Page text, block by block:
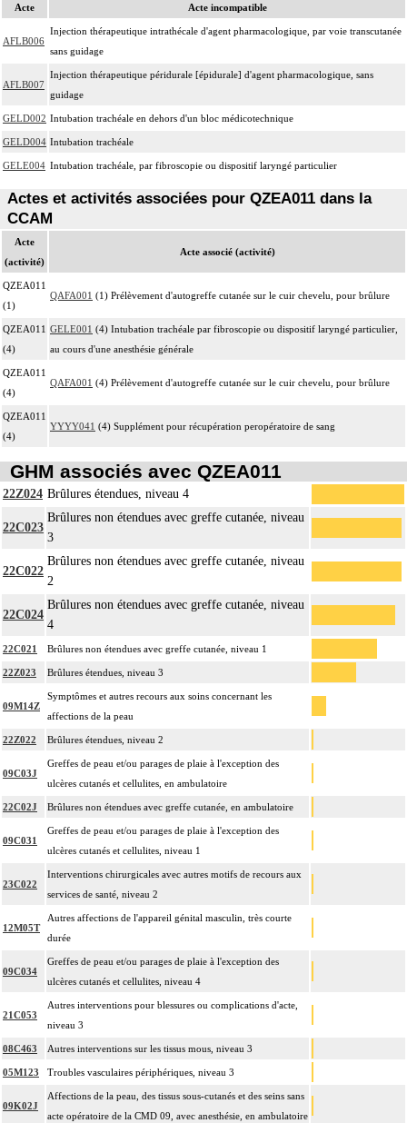
Acte Acte incompatible
AFLB006
Injection thérapeutique intrathécale d'agent pharmacologique, par voie transcutanée
sans guidage
AFLB007
Injection thérapeutique péridurale [épidurale] d'agent pharmacologique, sans
guidage
GELD002 Intubation trachéale en dehors d'un bloc médicotechnique
GELD004 Intubation trachéale
GELE004 Intubation trachéale, par fibroscopie ou dispositif laryngé particulier
Actes et activités associées pour QZEA011 dans la
CCAM
Acte
(activité)
Acte associé (activité)
QZEA011
(1)
QAFA001 (1) Prélèvement d'autogreffe cutanée sur le cuir chevelu, pour brûlure
QZEA011
(4)
GELE001 (4) Intubation trachéale par fibroscopie ou dispositif laryngé particulier,
au cours d'une anesthésie générale
QZEA011
(4)
QAFA001 (4) Prélèvement d'autogreffe cutanée sur le cuir chevelu, pour brûlure
QZEA011
(4)
YYYY041 (4) Supplément pour récupération peropératoire de sang
GHM associés avec QZEA011
22Z024 Brûlures étendues, niveau 4
22C023
Brûlures non étendues avec greffe cutanée, niveau
3
22C022
Brûlures non étendues avec greffe cutanée, niveau
2
22C024
Brûlures non étendues avec greffe cutanée, niveau
4
22C021 Brûlures non étendues avec greffe cutanée, niveau 1
22Z023 Brûlures étendues, niveau 3
09M14Z
Symptômes et autres recours aux soins concernant les
affections de la peau
22Z022 Brûlures étendues, niveau 2
09C03J
Greffes de peau et/ou parages de plaie à l'exception des
ulcères cutanés et cellulites, en ambulatoire
22C02J Brûlures non étendues avec greffe cutanée, en ambulatoire
09C031
Greffes de peau et/ou parages de plaie à l'exception des
ulcères cutanés et cellulites, niveau 1
23C022
Interventions chirurgicales avec autres motifs de recours aux
services de santé, niveau 2
12M05T
Autres affections de l'appareil génital masculin, très courte
durée
09C034
Greffes de peau et/ou parages de plaie à l'exception des
ulcères cutanés et cellulites, niveau 4
21C053
Autres interventions pour blessures ou complications d'acte,
niveau 3
08C463 Autres interventions sur les tissus mous, niveau 3
05M123 Troubles vasculaires périphériques, niveau 3
09K02J
Affections de la peau, des tissus sous-cutanés et des seins sans
acte opératoire de la CMD 09, avec anesthésie, en ambulatoire